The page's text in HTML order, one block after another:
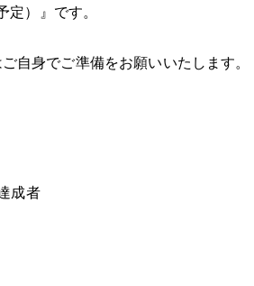
）』です。
自身でご準備をお願いいたします。
成者